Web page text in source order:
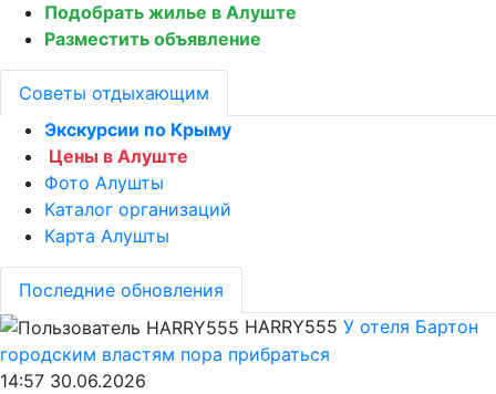
Подобрать жилье в Алуште
Разместить объявление
Советы отдыхающим
Экскурсии по Крыму
Цены в Алуште
Фото Алушты
Каталог организаций
Карта Алушты
Последние обновления
HARRY555 У отеля Бартон
городским властям пора прибраться
14:57 30.06.2026